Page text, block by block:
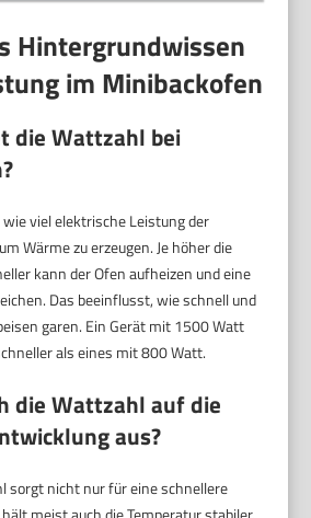
Hintergrundwissen
im Minibackofen
die Wattzahl bei
viel elektrische Leistung der
Wärme zu erzeugen. Je höher die
kann der Ofen aufheizen und eine
Das beeinflusst, wie schnell und
garen. Ein Gerät mit 1500 Watt
als eines mit 800 Watt.
die Wattzahl auf die
aus?
sorgt nicht nur für eine schnellere